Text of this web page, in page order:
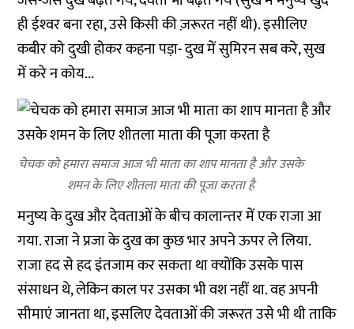
ही ईश्‍वर बना रहा, उसे किसी की ज़रूरत नहीं थी). इसीलिए
कबीर को दुखी होकर कहना पड़ा- दुख में सुमिरन सब करे, सुख
में करे न कोय...
चेचक को हमारा समाज आज भी माता का शाप मानता है और उसके
शमन के लिए शीतला माता की पूजा करता है
मनुष्‍य के दुख और देवताओं के बीच कालान्‍तर में एक राजा आ
गया. राजा ने प्रजा के दुख का कुछ भार अपने ऊपर ले लिया.
राजा हद से हद इंतजाम कर सकता था क्‍योंकि उसके पास
संसाधन थे, लेकिन काल पर उसका भी वश नहीं था. वह अपनी
सीमाएं जानता था, इसलिए देवताओं की जरूरत उसे भी थी ताकि